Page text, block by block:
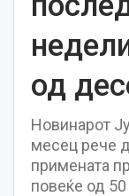
од
Новинарот
месец рече
примената
повеќе од